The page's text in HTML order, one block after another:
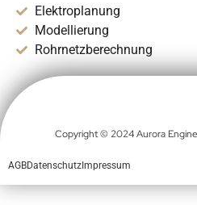
Elektroplanung
Modellierung
Rohrnetzberechnung
Copyright © 2024 Aurora
AGBDatenschutz Impressum